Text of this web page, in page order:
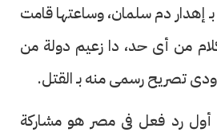
إهدار دم سلمان، وساعتها قامت
كلام من أى حد، دا زعيم دولة من
ودى تصريح رسمى منه بـ القتل.
أول رد فعل فى مصر هو مشاركة